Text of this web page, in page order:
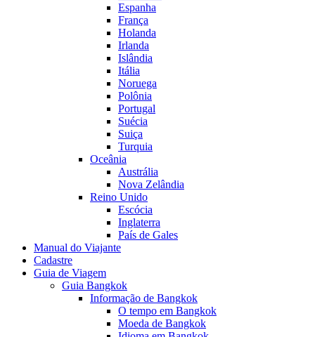
Espanha
França
Holanda
Irlanda
Islândia
Itália
Noruega
Polônia
Portugal
Suécia
Suiça
Turquia
Oceânia
Austrália
Nova Zelândia
Reino Unido
Escócia
Inglaterra
País de Gales
Manual do Viajante
Cadastre
Guia de Viagem
Guia Bangkok
Informação de Bangkok
O tempo em Bangkok
Moeda de Bangkok